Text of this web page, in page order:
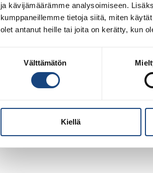
ja kävijämäärämme analysoimiseen.
kumppaneillemme tietoja siitä, miten
olet antanut heille tai joita on kerätty, kun
Välttämätön
Kiellä